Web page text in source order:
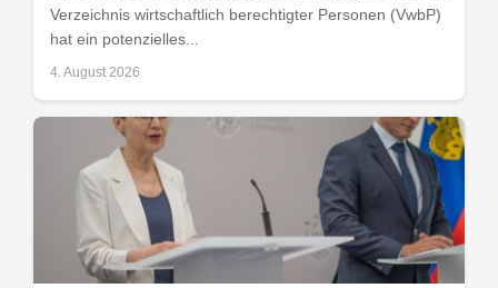
Verzeichnis wirtschaftlich berechtigter Personen (VwbP)
hat ein potenzielles...
4. August 2026